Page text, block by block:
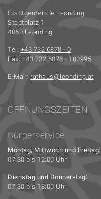
Stadtgemeinde Leonding
Stadtplatz 1
4060 Leonding
Tel: +43 732 6878 - 0
Fax: +43 732 6878 - 100995
E-Mail: rathaus leonding.at
ÖFFNUNGSZEITEN
Bürgerservice
Montag, Mittwoch und Freitag:
07:30 bis 12:00 Uhr
Dienstag und Donnerstag:
07:30 bis 18:00 Uhr